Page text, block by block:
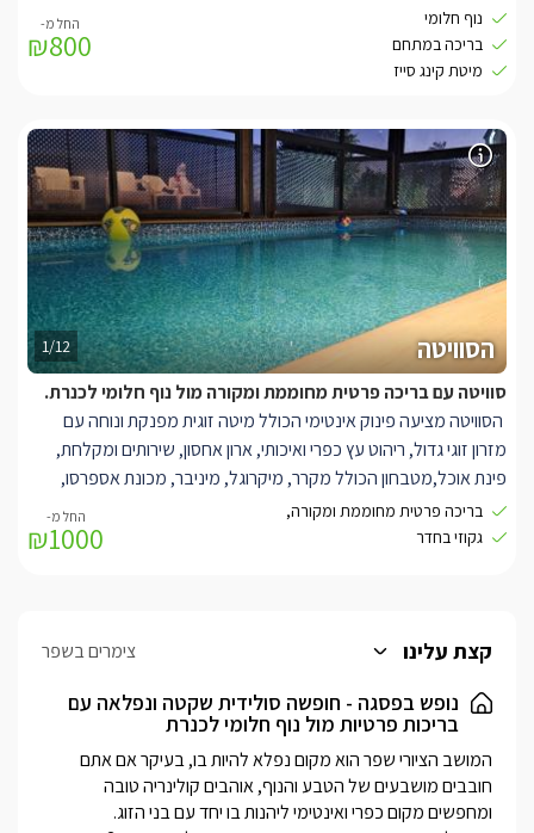
1/12 הסוויטה
סוויטה עם בריכה פרטית מחוממת ומקורה מול נוף חלומי לכנרת.
הסוויטה מציעה פינוק אינטימי הכולל מיטה זוגית מפנקת ונוחה עם
מזרון זוגי גדול, ריהוט עץ כפרי ואיכותי, ארון אחסון, שירותים ומקלחת,
פינת אוכל,מטבחון הכולל מקרר, מיקרוגל, מיניבר, מכונת אספרסו,
פינת קפה ותה, כלי הגשה. הסוויטה בנויה בשיטת open space כך
שהיא מאפשרת למסך הטלוויזיה להתכוונן לאן שתרצו ולתחושת מרחב
מוצלת בעיצוב לבן הממוקמים על דק עץ גבוה מעל פני הנוף הירוק
בריכה פרטית מחוממת ומקורה,
גקוזי בחדר
₪1000
תוכלו לצאת אל המרפסת הפרטית המפנקת וליהנות מפינת ישיבה מול
נוף גלילי מרהיב ביופיו. מתחם הגן החיצוני הינו משותף לשתי הבקתות
במתחם ומציע בריכה גדולה ומפנקת המסתתרת בין חורשים גליליים
נוף חלומי
בריכה במתחם
מיטת קינג סייז
₪800
קצת עלינו צימרים בשפר
נופש בפסגה - חופשה סולידית שקטה ונפלאה עם
בריכות פרטיות מול נוף חלומי לכנרת